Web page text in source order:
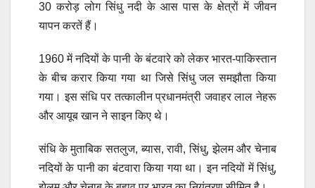
30 करोड़ लोग सिंधु नदी के आस पास के क्षेत्रों में जीवन
यापन करतें हैं।
1960 में नदियों के पानी के बंटवारे को लेकर भारत-पाकिस्तान
के बीच करार किया गया था जिसे सिंधु जल समझौता किया
गया। इस संधि पर तत्कालीन प्रधानमंत्री जवाहर लाल नेहरू
और आयूब खान ने साइन किए थे।
संधि के मुताबिक सतलुज, ब्यास, रावी, सिंधु, झेलम और चेनाब
नदियों के पानी का बंटवारा किया गया था। इन नदियों में सिंधु,